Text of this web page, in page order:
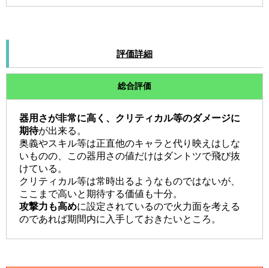
評価詳細
総合評価
器用さが非常に高く、クリティカル等のダメージに
期待が出来る。
奥義やスキル等は正直他のキャラと代り映えはしな
いものの、この器用さの値だけはダントツで飛び抜
けている。
クリティカル等は常時出るようなものではないが、
ここまで高いと期待する価値も十分。
攻撃力も高めに設定されているので火力面を考える
のであれば期間内に入手しておきたいところ。